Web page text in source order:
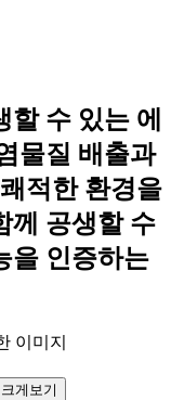
수 있는 에
물질 배출과
적한 환경을
께 공생할 수
을 인증하는
게보기